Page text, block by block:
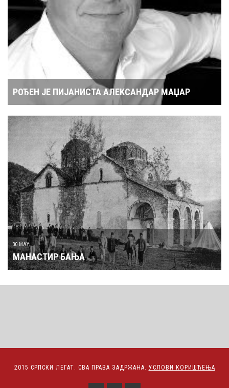
РОЂЕН ЈЕ ПИЈАНИСТА АЛЕКСАНДАР МАЏАР
30 MAY
МАНАСТИР БАЊА
2015 СРПСКИ ЛЕГАТ. СВА ПРАВА ЗАДРЖАНА. УСЛОВИ КОРИШЋЕЊА